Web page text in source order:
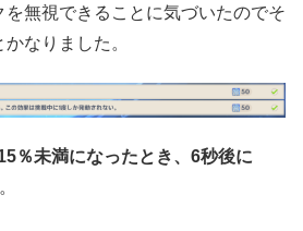
を無視できることに気づいたのでそ
なりました。
％未満になったとき、6秒後に